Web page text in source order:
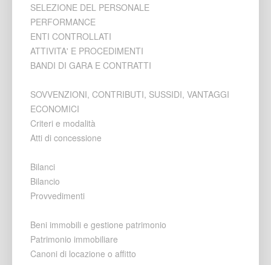
SELEZIONE DEL PERSONALE
PERFORMANCE
ENTI CONTROLLATI
ATTIVITA' E PROCEDIMENTI
BANDI DI GARA E CONTRATTI
SOVVENZIONI, CONTRIBUTI, SUSSIDI, VANTAGGI
ECONOMICI
Criteri e modalità
Atti di concessione
Bilanci
Bilancio
Provvedimenti
Beni immobili e gestione patrimonio
Patrimonio immobiliare
Canoni di locazione o affitto